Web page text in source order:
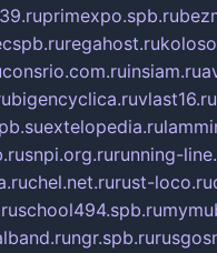
primexpo.spb.ru
regahost.ru
consrio.com.ruinsiam.ru
bigencyclica.ruvlast16.ru
extelopedia.ru
snpi.org.rurunning-
chel.net.rurust-loco.ru
school494.spb.ru
ngr.spb.ru